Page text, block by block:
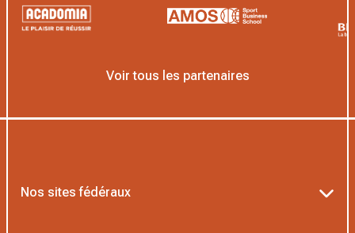
Voir tous les partenaires
Nos sites fédéraux